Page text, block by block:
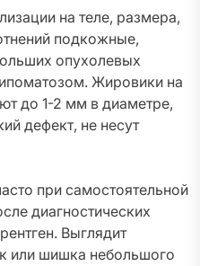
на теле, размера,
подкожные,
опухолевых
Жировики на
до 1-2 мм в диаметре,
дефект, не несут
при самостоятельной
диагностических
Выглядит
или шишка небольшого